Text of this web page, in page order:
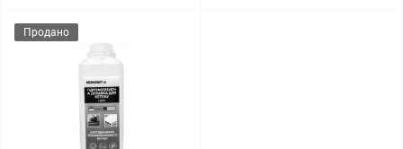
Продано